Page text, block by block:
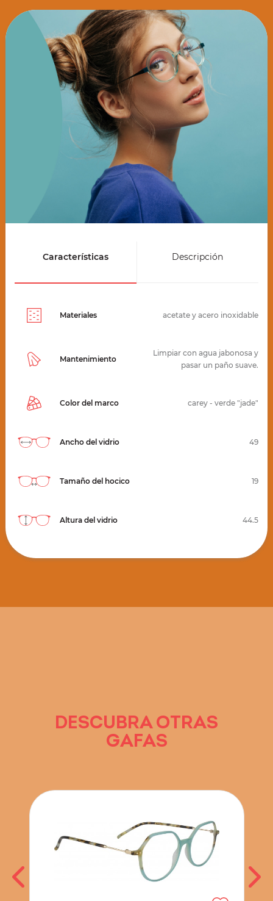
Características Descripción
Materiales acetate y acero inoxidable
Mantenimiento
Limpiar con agua jabonosa y
pasar un paño suave.
Color del marco carey - verde "jade"
Ancho del vidrio 49
Tamaño del hocico 19
Altura del vidrio 44.5
DESCUBRA OTRAS
GAFAS